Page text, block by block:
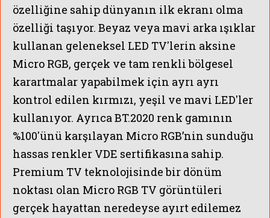
özelliğine sahip dünyanın ilk ekranı olma
özelliği taşıyor. Beyaz veya mavi arka ışıklar
kullanan geleneksel LED TV'lerin aksine
Micro RGB, gerçek ve tam renkli bölgesel
karartmalar yapabilmek için ayrı ayrı
kontrol edilen kırmızı, yeşil ve mavi LED'ler
kullanıyor. Ayrıca BT.2020 renk gamının
%100'ünü karşılayan Micro RGB’nin sunduğu
hassas renkler VDE sertifikasına sahip.
Premium TV teknolojisinde bir dönüm
noktası olan Micro RGB TV görüntüleri
gerçek hayattan neredeyse ayırt edilemez